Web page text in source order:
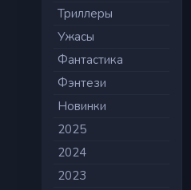
Триллеры
Ужасы
Фантастика
Фэнтези
Новинки
2025
2024
2023